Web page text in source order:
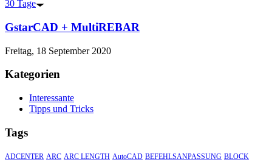
30 Tage
GstarCAD + MultiREBAR
Freitag, 18 September 2020
Kategorien
Interessante
Tipps und Tricks
Tags
ADCENTER ARC ARC LENGTH AutoCAD BEFEHLSANPASSUNG BLOCK